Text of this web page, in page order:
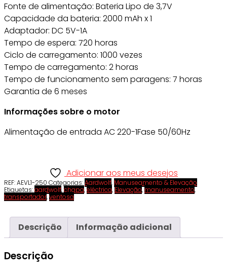
Fonte de alimentação: Bateria Lipo de 3,7V
Capacidade da bateria: 2000 mAh x 1
Adaptador: DC 5V-1A
Tempo de espera: 720 horas
Ciclo de carregamento: 1000 vezes
Tempo de carregamento: 2 horas
Tempo de funcionamento sem paragens: 7 horas
Garantia de 6 meses
Informações sobre o motor
Alimentação de entrada AC 220-1Fase 50/60Hz
Adicionar aos meus desejos
REF:AEVL1-250 Categorias:Aardwolf, Manuseamento & Elevação
Etiquetas:aardwolf,chapa,eléctrica,Elevação,manuseamento,
transportador,ventosa
Descrição Informação adicional
Descrição